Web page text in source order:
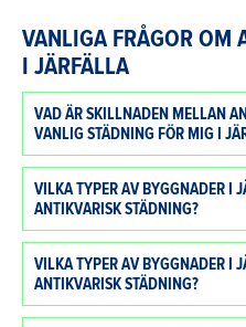
VANLIGA FRÅGOR OM
I JÄRFÄLLA
VAD ÄR SKILLNADEN MELLAN
VANLIG STÄDNING FÖR MIG I
VILKA TYPER AV BYGGNADER I
ANTIKVARISK STÄDNING?
VILKA TYPER AV BYGGNADER I
ANTIKVARISK STÄDNING?